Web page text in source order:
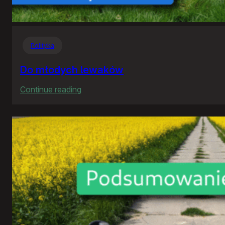
Polityka
Do młodych lewaków
Continue reading
młodych
lewaków